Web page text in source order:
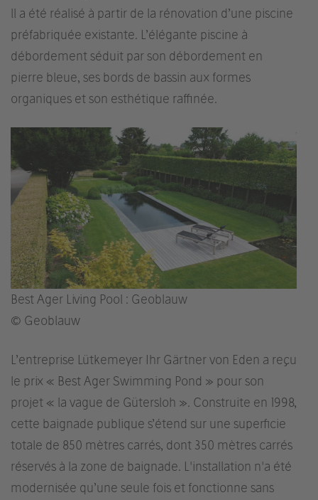
ll a été réalisé à partir de la rénovation d’une piscine
préfabriquée existante. L’élégante piscine à
débordement séduit par son débordement en
pierre bleue, ses bords de bassin aux formes
organiques et son esthétique raffinée.
Best Ager Living Pool : Geoblauw
© Geoblauw
L’entreprise Lütkemeyer Ihr Gärtner von Eden a reçu
le prix « Best Ager Swimming Pond » pour son
projet « la vague de Gütersloh ». Construite en 1998,
cette baignade publique s’étend sur une superficie
totale de 850 mètres carrés, dont 350 mètres carrés
réservés à la zone de baignade. L'installation n'a été
modernisée qu’une seule fois et fonctionne sans